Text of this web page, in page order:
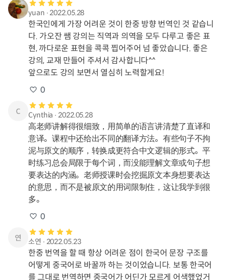
yuan ∙2022.05.28
한국인에게 가장 어려운 것이 한중 방향 번역인 것 같습니
다. 가오잔 쌤 강의는 직역과 의역을 모두 다루고 좋은 표
현, 까다로운 표현을 콕콕 찝어주어 넘 좋았습니다. 좋은
강의, 교재 만들어 주셔서 감사합니다^^
앞으로도 강의 보면서 열심히 노력할게요!
0
Cynthia ∙2022.05.28
高老师讲解得很细致，用简单的语言讲清楚了直译和
意译。课程中还给出不同的翻译方法。有些句子不拘
泥与原文的顺序，转换成更符合中文逻辑的形式。平
时练习总会局限于每个词，而没能理解文章或句子想
要表达的内涵。老师授课时会挖掘原文本身想要表达
的意思，而不是被原文的用词限制住，这让我学到很
多。
0
소연 ∙ 2022.05.23
한중 번역을 할 때 항상 어려운 점이 한국어 문장 구조를
어떻게 중국어로 바꿀까 하는 것이었습니다. 보통 한국어
를 그대로 번역하면 중국어가 어딘가 모르게 어색했었거